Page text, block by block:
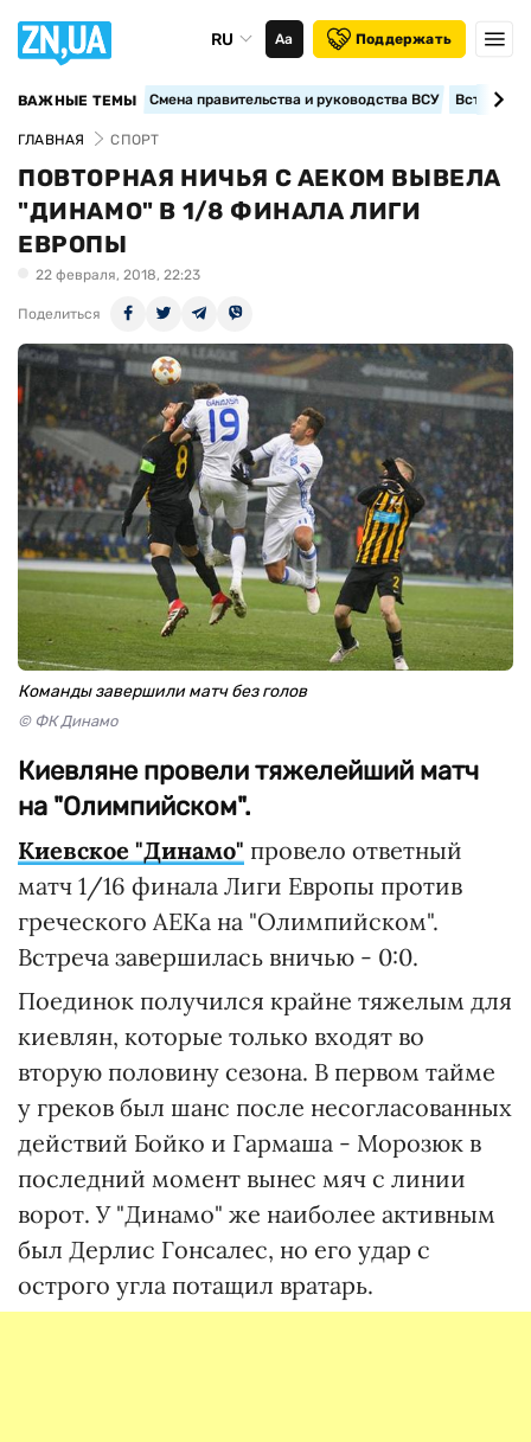
RU Аа Поддержать
ВАЖНЫЕ ТЕМЫ Смена правительства и руководства ВСУ
ГЛАВНАЯ СПОРТ
ПОВТОРНАЯ НИЧЬЯ С АЕКОМ ВЫВЕЛА
"ДИНАМО" В 1/8 ФИНАЛА ЛИГИ
ЕВРОПЫ
22 февраля, 2018, 22:23
Поделиться
Команды завершили матч без голов
© ФК Динамо
Киевляне провели тяжелейший матч
на "Олимпийском".
Киевское "Динамо" провело ответный
матч 1/16 финала Лиги Европы против
греческого АЕКа на "Олимпийском".
Встреча завершилась вничью - 0:0.
Поединок получился крайне тяжелым для
киевлян, которые только входят во
вторую половину сезона. В первом тайме
у греков был шанс после несогласованных
действий Бойко и Гармаша - Морозюк в
последний момент вынес мяч с линии
ворот. У "Динамо" же наиболее активным
был Дерлис Гонсалес, но его удар с
острого угла потащил вратарь.